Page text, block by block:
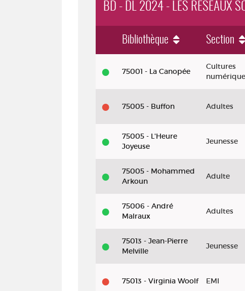
BD - DL 2024 - LES RÉSEAUX
BD - DL 2024 - Les réseaux sociaux et
Bibliothèque Section
75001 - La Canopée
Cultures
75005 - Buffon Adultes
75005 - L'Heure
Joyeuse
Jeunesse
75005 - Mohammed
Arkoun
Adulte
75006 - André
Malraux
Adultes
75013 - Jean-Pierre
Melville
Jeunesse
75013 - Virginia Woolf EMI